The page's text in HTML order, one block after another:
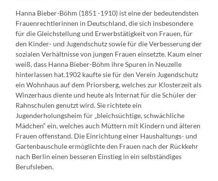
Hanna Bieber-Böhm (1851 -1910) ist eine der bedeutendsten
Frauenrechtlerinnen in Deutschland, die sich insbesondere
für die Gleichstellung und Erwerbstätigkeit von Frauen, für
den Kinder- und Jugendschutz sowie für die Verbesserung der
sozialen Verhältnisse von jungen Frauen einsetzte. Kaum einer
weiß, dass Hanna Bieber-Böhm ihre Spuren in Neuzelle
hinterlassen hat.1902 kaufte sie für den Verein Jugendschutz
ein Wohnhaus auf dem Priorsberg, welches zur Klosterzeit als
Winzerhaus diente und heute als Internat für die Schüler der
Rahnschulen genutzt wird. Sie richtete ein
Jugenderholungsheim für „bleichsüchtige, schwächliche
Mädchen“ ein, welches auch Müttern mit Kindern und älteren
Frauen offenstand. Die Einrichtung einer Haushaltungs- und
Gartenbauschule ermöglichte den Frauen nach der Rückkehr
nach Berlin einen besseren Einstieg in ein selbständiges
Berufsleben.